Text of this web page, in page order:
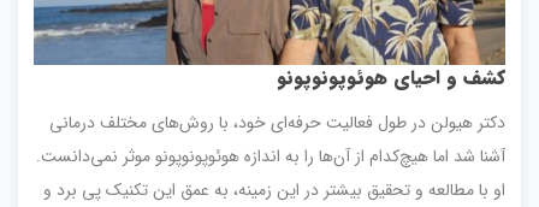
کشف و احیای هوئوپونوپونو
دکتر هیولن در طول فعالیت حرفه‌ای خود، با روش‌های مختلف درمانی
آشنا شد اما هیچ‌کدام از آن‌ها را به اندازه هوئوپونوپونو موثر نمی‌دانست.
او با مطالعه و تحقیق بیشتر در این زمینه، به عمق این تکنیک پی برد و